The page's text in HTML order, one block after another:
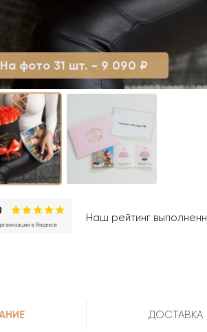
На фото 31 шт. - 9 090 ₽
Наш рейтинг
ДОСТАВКА